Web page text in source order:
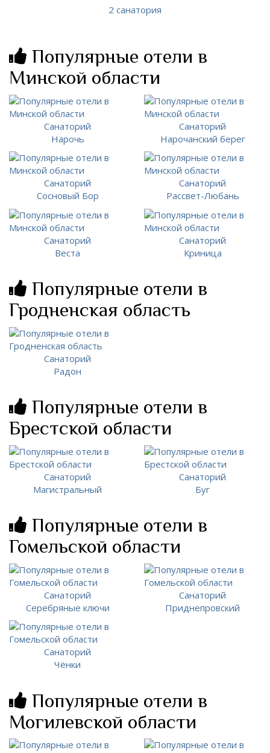
2 санатория
Популярные отели в
Минской области
Санаторий
Нарочь
Санаторий
Нарочанский берег
Санаторий
Сосновый Бор
Санаторий
Рассвет-Любань
Санаторий
Веста
Санаторий
Криница
Популярные отели в
Гродненская область
Санаторий
Радон
Популярные отели в
Брестской области
Санаторий
Магистральный
Санаторий
Буг
Популярные отели в
Гомельской области
Санаторий
Серебряные ключи
Санаторий
Приднепровский
Санаторий
Чёнки
Популярные отели в
Могилевской области